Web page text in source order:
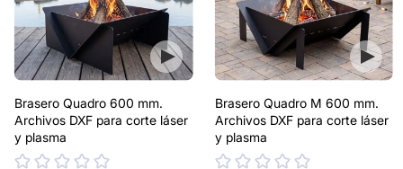
Brasero Quadro 600 mm.
Archivos DXF para corte láser
y plasma
Brasero Quadro M 600 mm.
Archivos DXF para corte láser
y plasma